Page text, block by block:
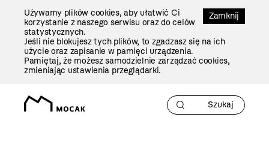
Zamknij
Używamy plików cookies, aby ułatwić Ci
korzystanie z naszego serwisu oraz do celów
statystycznych.
Jeśli nie blokujesz tych plików, to zgadzasz się na ich
użycie oraz zapisanie w pamięci urządzenia.
Pamiętaj, że możesz samodzielnie zarządzać cookies,
zmieniając ustawienia przeglądarki.